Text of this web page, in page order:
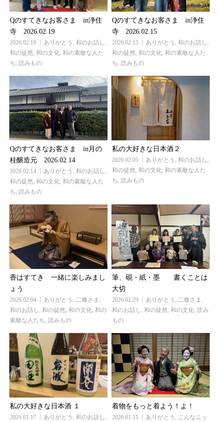
Qのすてきなお客さま in浄住
寺 2026.02.19
2026.02.19 ありがとう , 和のお話し ,
和の徒然, 和の文化, 和の素敵な人た
ち, 読みもの
Qのすてきなお客さま in浄住
寺 2026.02.15
2026.02.15 ありがとう , 和のお話し ,
和の徒然, 和の文化, 和の素敵な人た
ち, 読みもの
Qのすてきなお客さま in月の
桂醸造元 2026.02.14
2026.02.14 ありがとう , 和のお話し ,
和の徒然, 和の文化, 和の素敵な人た
ち, 読みもの
私の大好きな日本酒２
2026.02.05 ありがとう , 和のお話し ,
和の徒然, 和の文化, 和の素敵な人た
ち, 読みもの
香はすてき 一緒に楽しみまし
ょう
2026.02.04 ありがとう , 二條さま ,
和のお話し , 和の徒然, 和の文化, 和の
素敵な人たち, 読みもの
筆、硯・紙・墨 書くことは
大切
2026.01.29 ありがとう , 二條さま ,
和のお話し , 和の徒然, 和の文化, 読み
もの
私の大好きな日本酒 １
2026.01.17 ありがとう , 和のお話し ,
着物をもっと着よう！よ！
2026.01.11 ありがとう , こんなニッ